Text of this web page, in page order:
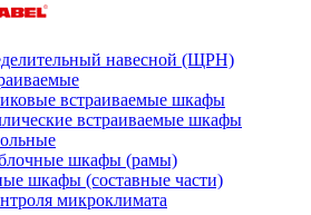
навесной (ЩРН)
встраиваемые шкафы
встраиваемые шкафы
шкафы (рамы)
шкафы (составные части)
микроклимата